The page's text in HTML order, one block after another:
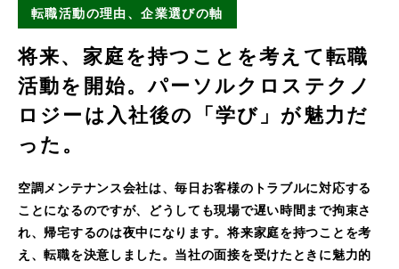
転職活動の理由、企業選びの軸
将来、家庭を持つことを考えて転職
活動を開始。パーソルクロステクノ
ロジーは入社後の「学び」が魅力だ
った。
空調メンテナンス会社は、毎日お客様のトラブルに対応する
ことになるのですが、どうしても現場で遅い時間まで拘束さ
れ、帰宅するのは夜中になります。将来家庭を持つことを考
え、転職を決意しました。当社の面接を受けたときに魅力的